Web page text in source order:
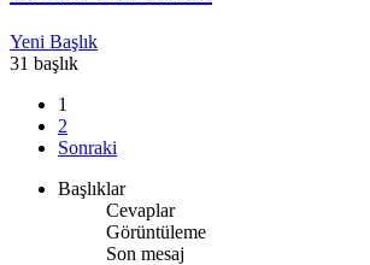
Yeni Başlık
31 başlık
1
2
Sonraki
Başlıklar
Cevaplar
Görüntüleme
Son mesaj